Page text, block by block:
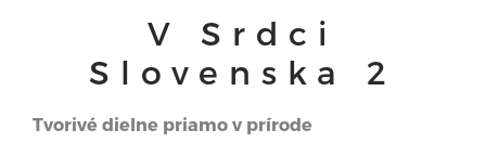
V Srdci
Slovenska 2
Tvorivé dielne priamo v prírode